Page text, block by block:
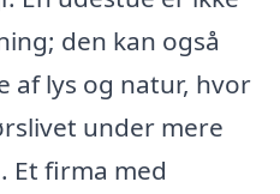
den kan også
af lys og natur, hvor
under mere
Et firma med